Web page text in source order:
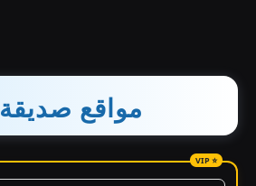
مواقع صديقة